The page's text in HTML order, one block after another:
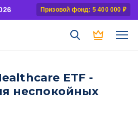
Призовой фонд: 5 400 000 ₽
ETF -
неспокойных